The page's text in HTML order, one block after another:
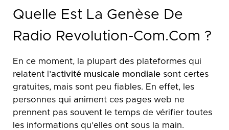
Quelle Est La Genèse De
Radio Revolution-Com.com ?
En ce moment, la plupart des plateformes qui
relatent l’activité musicale mondiale sont certes
gratuites, mais sont peu fiables. En effet, les
personnes qui animent ces pages web ne
prennent pas souvent le temps de vérifier toutes
les informations qu’elles ont sous la main.